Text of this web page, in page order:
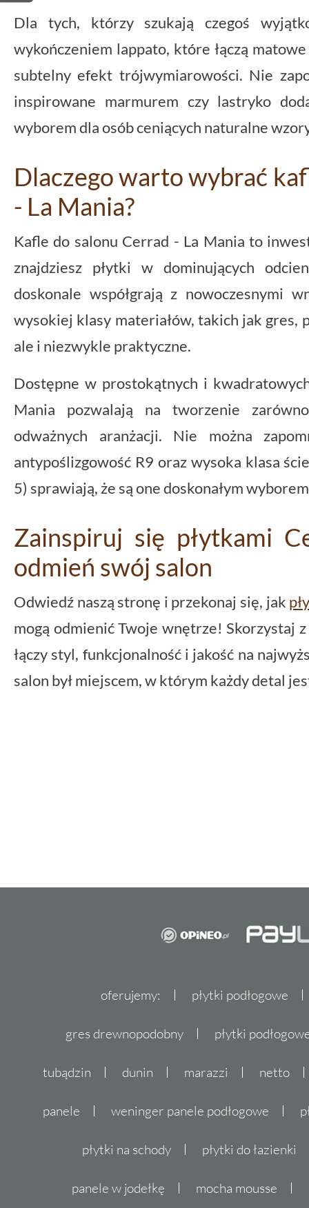
Dla tych, którzy szukają czegoś
wykończeniem lappato, które łączą
subtelny efekt trójwymiarowości. Nie
inspirowane marmurem czy lastryko
wyborem dla osób ceniących naturalne
Dlaczego warto wybrać
- La Mania?
Kafle do salonu Cerrad - La Mania to
znajdziesz płytki w dominujących
doskonale współgrają z nowoczesnymi
wysokiej klasy materiałów, takich jak gres,
ale i niezwykle praktyczne.
Dostępne w prostokątnych i
Mania pozwalają na tworzenie
odważnych aranżacji. Nie można
antypoślizgowość R9 oraz wysoka klasa
5) sprawiają, że są one doskonałym
Zainspiruj się płytkami
odmień swój salon
Odwiedź naszą stronę i przekonaj się, jak
mogą odmienić Twoje wnętrze! Skorzystaj
łączy styl, funkcjonalność i jakość na
salon był miejscem, w którym każdy detal
oferujemy: płytki podłogowe
gres drewnopodobny płytki
tubądzin dunin marazzi netto
panele weninger panele podłogowe
płytki na schody płytki do łazienki
panele w jodełkę mocha mousse